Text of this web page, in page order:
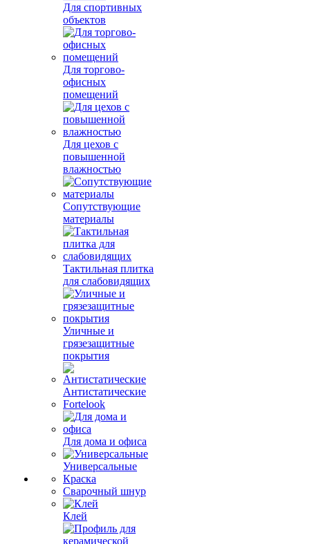
Для спортивных
объектов
Для торгово-
офисных
помещений
Для цехов с
повышенной
влажностью
Сопутствующие
материалы
Тактильная плитка
для слабовидящих
Уличные и
грязезащитные
покрытия
Антистатические
Fortelook
Для дома и офиса
Универсальные
Краска
Сварочный шнур
Клей